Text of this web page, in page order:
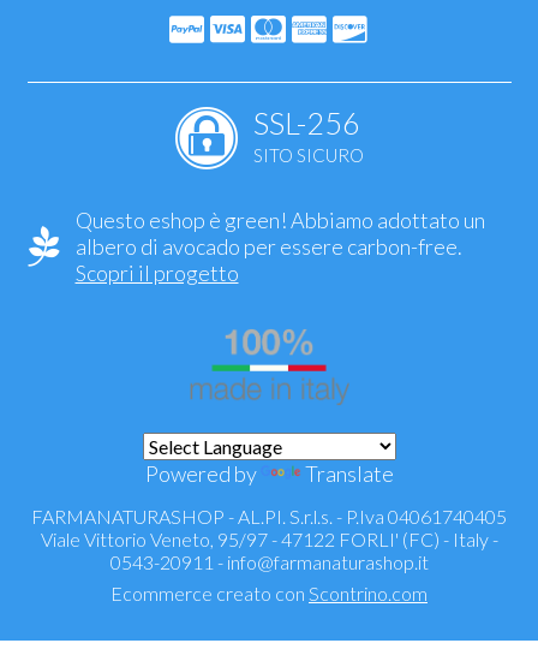
SSL-256
SITO SICURO
Questo eshop è green! Abbiamo adottato un
albero di avocado per essere carbon-free.
Scopri il progetto
Powered by Translate
FARMANATURASHOP - AL.PI. S.r.l.s. - P.Iva 04061740405
Viale Vittorio Veneto, 95/97 - 47122 FORLI' (FC) - Italy -
0543-20911 - info@farmanaturashop.it
Ecommerce creato con Scontrino.com